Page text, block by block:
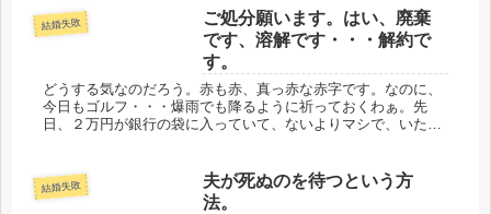
結婚失敗
ご処分願います。はい、廃棄
です、溶解です・・・解約で
す。
どうする気なのだろう。赤も赤、真っ赤な赤字です。なのに、
今日もゴルフ・・・爆雨でも降るように祈っておくわぁ。先
日、２万円が銀行の袋に入っていて、ないよりマシで、いただ
結婚失敗
夫が死ぬのを待つという方
法。